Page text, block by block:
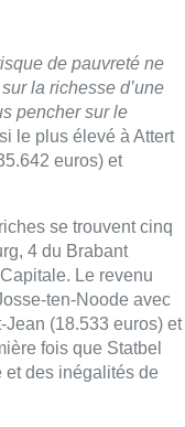
de pauvreté ne
la richesse d’une
pencher sur le
le plus élevé à Attert
euros) et
se trouvent cinq
4 du Brabant
Le revenu
ten-Noode avec
(18.533 euros) et
fois que Statbel
et des inégalités de